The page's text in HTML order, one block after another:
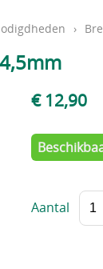
›
€ 12,90
Aantal